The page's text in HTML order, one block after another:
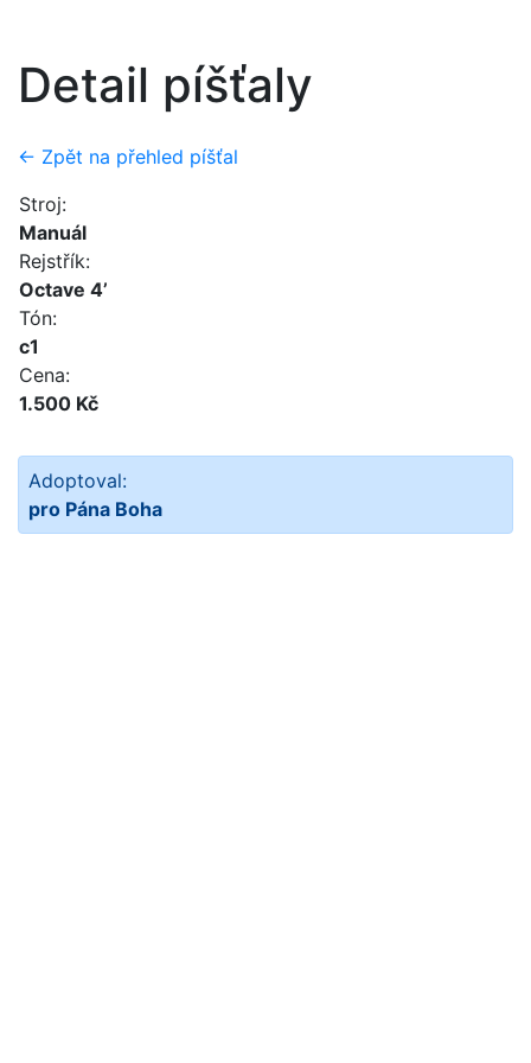
Detail píšťaly
← Zpět na přehled píšťal
Stroj:
Manuál
Rejstřík:
Octave 4’
Tón:
c1
Cena:
1.500 Kč
Adoptoval:
pro Pána Boha